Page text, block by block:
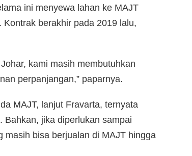
ini menyewa lahan ke MAJT
berakhir pada 2019 lalu,
kami masih membutuhkan
perpanjangan,” paparnya.
MAJT, lanjut Fravarta, ternyata
Bahkan, jika diperlukan sampai
masih bisa berjualan di MAJT hingga